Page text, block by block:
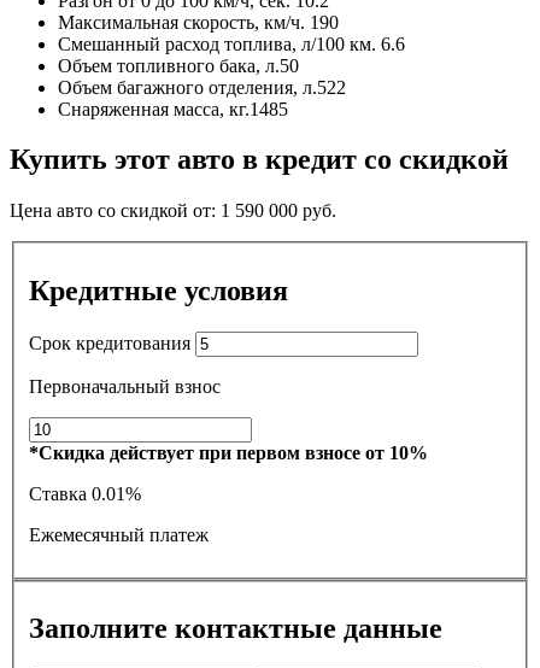
Максимальная скорость, км/ч. 190
Смешанный расход топлива, л/100 км. 6.6
Объем топливного бака, л.50
Объем багажного отделения, л.522
Снаряженная масса, кг.1485
Купить этот авто в кредит со скидкой
Цена авто со скидкой от: 1 590 000 руб.
Кредитные условия
Срок кредитования
Первоначальный взнос
*Скидка действует при первом взносе от 10%
Ставка 0.01%
Ежемесячный платеж
Заполните контактные данные